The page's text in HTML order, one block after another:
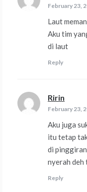
February 23,
Laut
Aku tim
di laut
Reply
Ririn
February 23,
Aku juga
itu tetap
di
nyerah deh
Reply